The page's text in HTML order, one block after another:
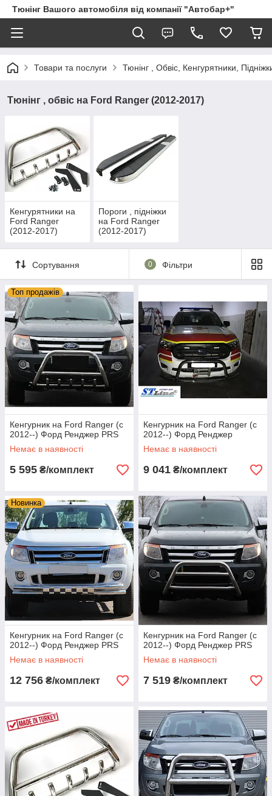
Тюнінг Вашого автомобіля від компанії "Автобар+"
Товари та послуги Тюнінг , Обвіс, Кенгурятники,
Тюнінг , обвіс на Ford Ranger (2012-2017)
Кенгурятники на
Ford Ranger
(2012-2017)
Пороги , підніжки
на Ford Ranger
(2012-2017)
Сортування 0 Фільтри
Топ продажів
Кенгурник на Ford Ranger (c
2012--) Форд Ренджер PRS
Немає в наявності
5 595 ₴/комплект
Кенгурник на Ford Ranger (c
2012--) Форд Ренджер
Немає в наявності
9 041 ₴/комплект
Новинка
Кенгурник на Ford Ranger (c
2012--) Форд Ренджер PRS
Немає в наявності
12 756 ₴/комплект
Кенгурник на Ford Ranger (c
2012--) Форд Ренджер PRS
Немає в наявності
7 519 ₴/комплект